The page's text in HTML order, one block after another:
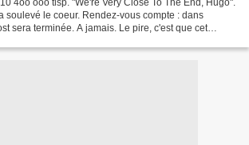
4oo ooo tlsp. "We're Very Close To The End, Hugo".
soulevé le coeur. Rendez-vous compte : dans
sera terminée. A jamais. Le pire, c'est que cet